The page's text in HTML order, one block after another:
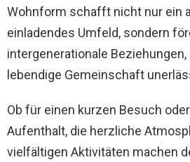
Wohnform schafft nicht nur ein
einladendes Umfeld, sondern
intergenerationale
lebendige Gemeinschaft
Ob für einen kurzen Besuch
Aufenthalt, die herzliche
vielfältigen Aktivitäten machen